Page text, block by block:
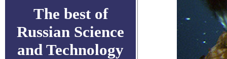
The best of
Russian Science
and Technology